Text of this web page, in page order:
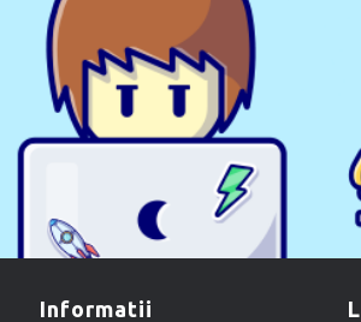
informatii